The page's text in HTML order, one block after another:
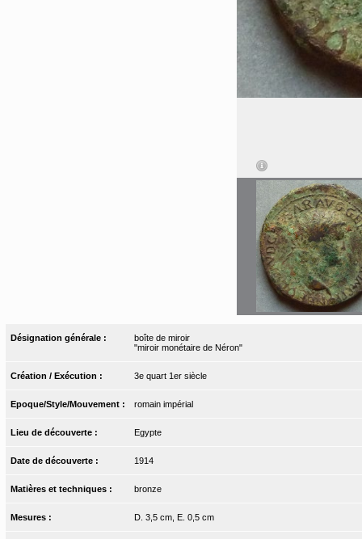
Désignation générale :
boîte de miroir
"miroir monétaire de Néron"
Création / Exécution : 3e quart 1er siècle
Epoque/Style/Mouvement : romain impérial
Lieu de découverte : Egypte
Date de découverte : 1914
Matières et techniques : bronze
Mesures : D. 3,5 cm, E. 0,5 cm